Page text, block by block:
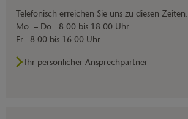
Telefonisch erreichen Sie uns zu diesen Zeiten:
Mo. – Do.: 8.00 bis 18.00 Uhr
Fr.: 8.00 bis 16.00 Uhr
Ihr persönlicher Ansprechpartner